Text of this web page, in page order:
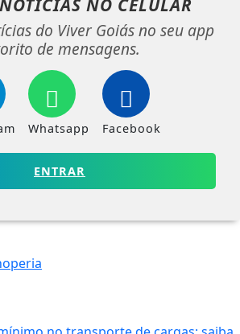
NO CELULAR
do Viver Goiás no seu app
de mensagens.
Whatsapp Facebook
ENTRAR